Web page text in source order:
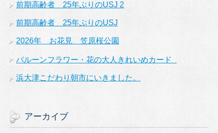
前期高齢者 25年ぶりのUSJ 2
前期高齢者 25年ぶりのUSJ
2026年 お花見 笠原桜公園
バルーンフラワー・花の大人きれいめカード
浜大津こだわり朝市にいきました。
アーカイブ